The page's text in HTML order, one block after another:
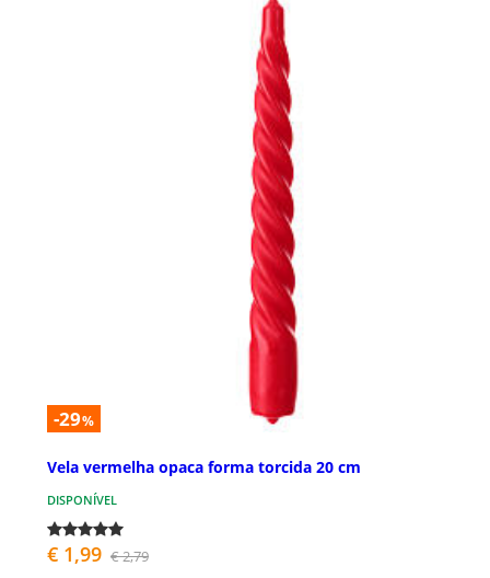
-29%
Vela vermelha opaca forma torcida 20 cm
DISPONÍVEL
€ 1,99 € 2,79